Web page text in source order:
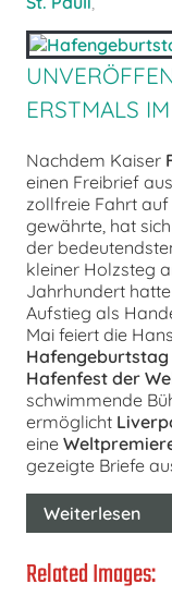
ERSTMALS
Nachdem Kaiser
einen Freibrief
zollfreie Fahrt
gewährte, hat
der
kleiner Holzsteg
Jahrhundert
Aufstieg als
Mai feiert die
Hafengeburtstag
Hafenfest der
schwimmende
ermöglicht
eine
gezeigte Briefe
Weiterlesen
Related Images: